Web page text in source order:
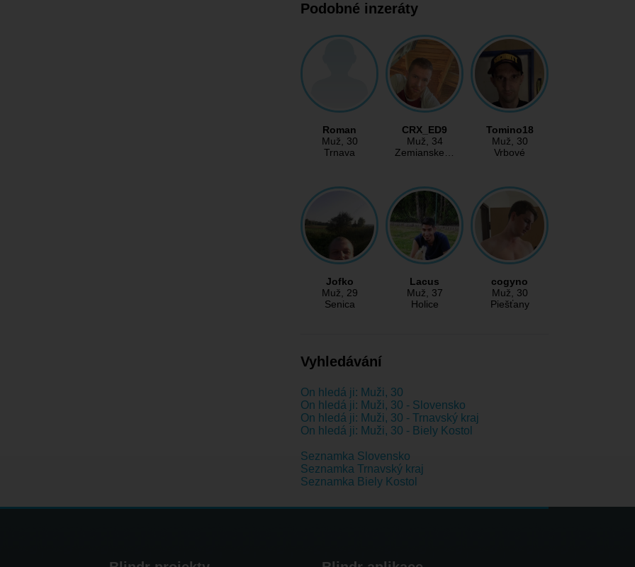
Podobné inzeráty
Roman
Muž, 30
Trnava
CRX_ED9
Muž, 34
Zemianske…
Tomino18
Muž, 30
Vrbové
Jofko
Muž, 29
Senica
Lacus
Muž, 37
Holice
cogyno
Muž, 30
Piešťany
Vyhledávání
On hledá ji: Muži, 30
On hledá ji: Muži, 30 - Slovensko
On hledá ji: Muži, 30 - Trnavský kraj
On hledá ji: Muži, 30 - Biely Kostol
Seznamka Slovensko
Seznamka Trnavský kraj
Seznamka Biely Kostol